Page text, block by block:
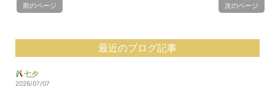
前のページ 次のページ
最近のブログ記事
七夕
2026/07/07